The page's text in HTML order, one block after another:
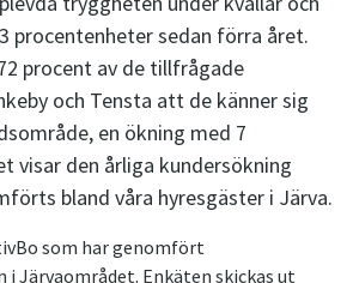
procentenheter sedan förra året.
procent av de tillfrågade
och Tensta att de känner sig
en ökning med 7
visar den årliga kundersökning
bland våra hyresgäster i Järva.
som har genomfört
i Järvaområdet. Enkäten skickas ut